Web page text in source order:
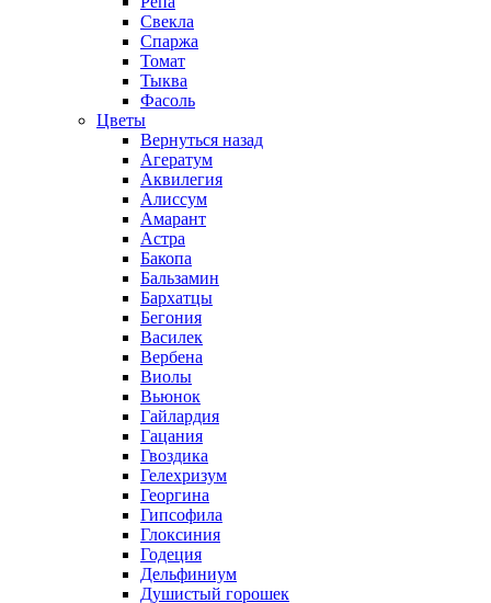
Свекла
Спаржа
Томат
Тыква
Фасоль
Цветы
Вернуться назад
Агератум
Аквилегия
Алиссум
Амарант
Астра
Бакопа
Бальзамин
Бархатцы
Бегония
Василек
Вербена
Виолы
Вьюнок
Гайлардия
Гацания
Гвоздика
Гелехризум
Георгина
Гипсофила
Глоксиния
Годеция
Дельфиниум
Душистый горошек